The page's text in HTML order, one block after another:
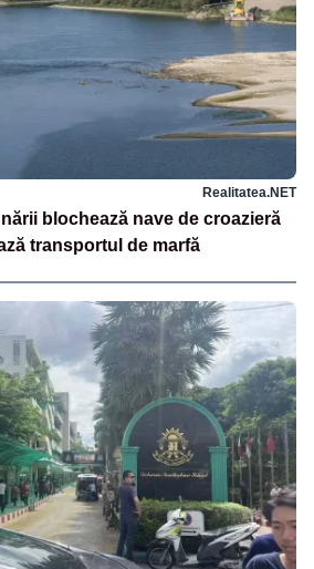
Realitatea.NET
blochează nave de croazieră
transportul de marfă